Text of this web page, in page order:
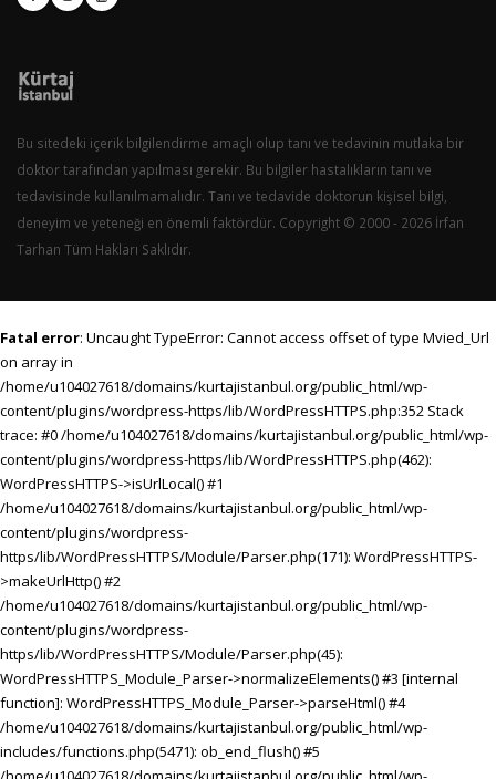
Bu sitedeki içerik bilgilendirme amaçlı olup tanı ve tedavinin mutlaka bir
doktor tarafından yapılması gerekir. Bu bilgiler hastalıkların tanı ve
tedavisinde kullanılmamalıdır. Tanı ve tedavide doktorun kişisel bilgi,
deneyim ve yeteneği en önemli faktördür. Copyright © 2000 - 2026 İrfan
Tarhan Tüm Hakları Saklıdır.
Fatal error: Uncaught TypeError: Cannot access offset of type Mvied_Url
on array in
/home/u104027618/domains/kurtajistanbul.org/public_html/wp-
content/plugins/wordpress-https/lib/WordPressHTTPS.php:352 Stack
trace: #0 /home/u104027618/domains/kurtajistanbul.org/public_html/wp-
content/plugins/wordpress-https/lib/WordPressHTTPS.php(462):
WordPressHTTPS->isUrlLocal() #1
/home/u104027618/domains/kurtajistanbul.org/public_html/wp-
content/plugins/wordpress-
https/lib/WordPressHTTPS/Module/Parser.php(171): WordPressHTTPS-
>makeUrlHttp() #2
/home/u104027618/domains/kurtajistanbul.org/public_html/wp-
content/plugins/wordpress-
https/lib/WordPressHTTPS/Module/Parser.php(45):
WordPressHTTPS_Module_Parser->normalizeElements() #3 [internal
function]: WordPressHTTPS_Module_Parser->parseHtml() #4
/home/u104027618/domains/kurtajistanbul.org/public_html/wp-
includes/functions.php(5471): ob_end_flush() #5